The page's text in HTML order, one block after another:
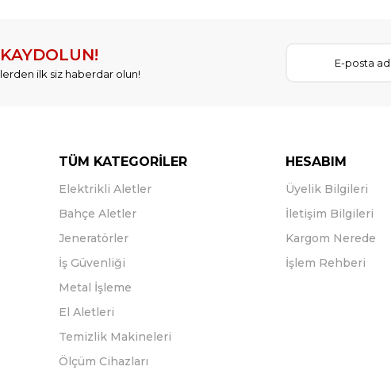
KAYDOLUN!
ilk siz haberdar olun!
TÜM KATEGORİLER
Elektrikli Aletler
Bahçe Aletler
Jeneratörler
İş Güvenliği
Metal İşleme
El Aletleri
Temizlik Makineleri
Ölçüm Cihazları
HESABIM
Üyelik Bilgileri
İletişim Bilgileri
Kargom Nerede
İşlem Rehberi